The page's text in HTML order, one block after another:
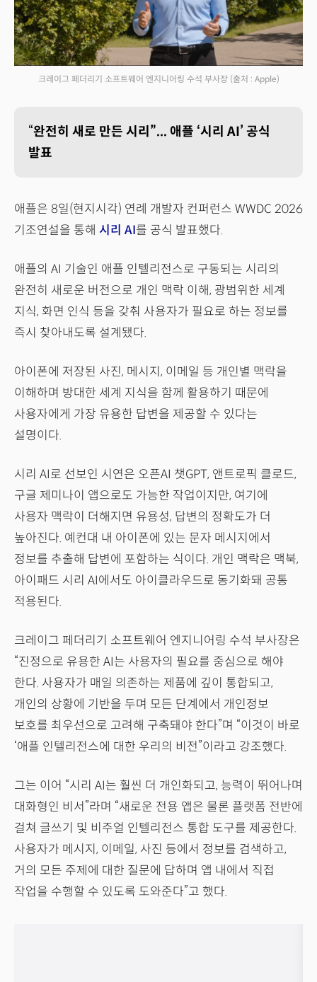
크레이그 페더리기 소프트웨어 엔지니어링 수석 부사장 (출처 : Apple)
“완전히 새로 만든 시리”... 애플 ‘시리 AI’ 공식
발표
애플은 8일(현지시각) 연례 개발자 컨퍼런스 WWDC 2026
기조연설을 통해 시리 AI를 공식 발표했다.
애플의 AI 기술인 애플 인텔리전스로 구동되는 시리의
완전히 새로운 버전으로 개인 맥락 이해, 광범위한 세계
지식, 화면 인식 등을 갖춰 사용자가 필요로 하는 정보를
즉시 찾아내도록 설계됐다.
아이폰에 저장된 사진, 메시지, 이메일 등 개인별 맥락을
이해하며 방대한 세계 지식을 함께 활용하기 때문에
사용자에게 가장 유용한 답변을 제공할 수 있다는
설명이다.
시리 AI로 선보인 시연은 오픈AI 챗GPT, 앤트로픽 클로드,
구글 제미나이 앱으로도 가능한 작업이지만, 여기에
사용자 맥락이 더해지면 유용성, 답변의 정확도가 더
높아진다. 예컨대 내 아이폰에 있는 문자 메시지에서
정보를 추출해 답변에 포함하는 식이다. 개인 맥락은 맥북,
아이패드 시리 AI에서도 아이클라우드로 동기화돼 공통
적용된다.
크레이그 페더리기 소프트웨어 엔지니어링 수석 부사장은
“진정으로 유용한 AI는 사용자의 필요를 중심으로 해야
한다. 사용자가 매일 의존하는 제품에 깊이 통합되고,
개인의 상황에 기반을 두며 모든 단계에서 개인정보
보호를 최우선으로 고려해 구축돼야 한다”며 “이것이 바로
‘애플 인텔리전스에 대한 우리의 비전”이라고 강조했다.
그는 이어 “시리 AI는 훨씬 더 개인화되고, 능력이 뛰어나며
대화형인 비서”라며 “새로운 전용 앱은 물론 플랫폼 전반에
걸쳐 글쓰기 및 비주얼 인텔리전스 통합 도구를 제공한다.
사용자가 메시지, 이메일, 사진 등에서 정보를 검색하고,
거의 모든 주제에 대한 질문에 답하며 앱 내에서 직접
작업을 수행할 수 있도록 도와준다”고 했다.